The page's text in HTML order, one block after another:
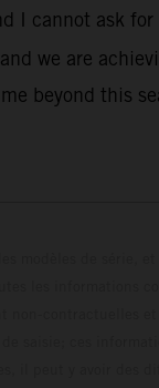
cannot ask for
we are
beyond this